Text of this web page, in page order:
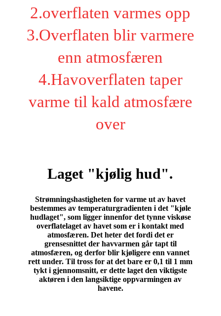
2.overflaten varmes opp
3.Overflaten blir varmere
enn atmosfæren
4.Havoverflaten taper
varme til kald atmosfære
over
Laget "kjølig hud".
Strømningshastigheten for varme ut av havet
bestemmes av temperaturgradienten i det "kjøle
hudlaget", som ligger innenfor det tynne viskøse
overflatelaget av havet som er i kontakt med
atmosfæren. Det heter det fordi det er
grensesnittet der havvarmen går tapt til
atmosfæren, og derfor blir kjøligere enn vannet
rett under. Til tross for at det bare er 0,1 til 1 mm
tykt i gjennomsnitt, er dette laget den viktigste
aktøren i den langsiktige oppvarmingen av
havene.